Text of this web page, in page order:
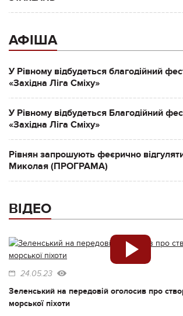
АФІША
У Рівному відбудеться благодійний
«Західна Ліга Сміху»
У Рівному відбудеться Благодійний
«Західна Ліга Сміху»
Рівнян запрошують феєрично
Миколая (ПРОГРАМА)
ВІДЕО
24.05.23
Зеленський на передовій оголосив про
морської піхоти